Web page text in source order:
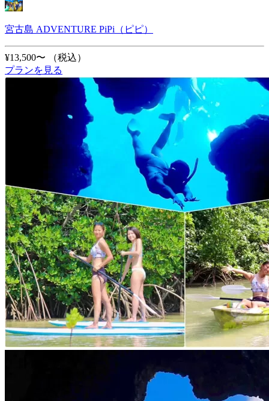
宮古島 ADVENTURE PiPi（ピピ）
¥13,500〜
（税込）
プランを見る